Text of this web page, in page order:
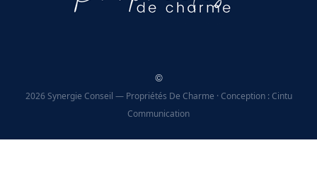
©
2026 Synergie Conseil — Propriétés De Charme · Conception : Cintu
Communication